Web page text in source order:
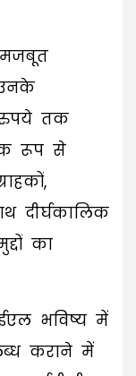
तक
रूप से
दीर्घकालिक
का
भविष्य में
कराने में